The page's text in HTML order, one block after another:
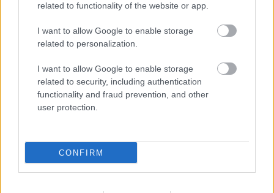
related to functionality of the website or app.
I want to allow Google to enable storage
related to personalization.
I want to allow Google to enable storage
related to security, including authentication
functionality and fraud prevention, and other
user protection.
CONFIRM
HÍREK 4 órája
4 órája